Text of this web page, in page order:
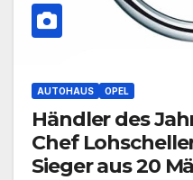
AUTOHAUS OPEL
Händler des
Chef
Sieger aus 20